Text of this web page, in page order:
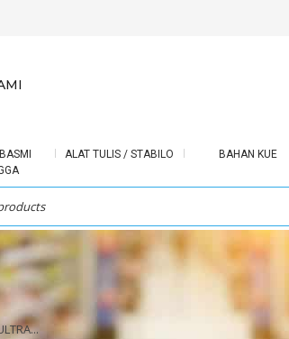
ALAT TULIS / STABILO BAHAN KUE